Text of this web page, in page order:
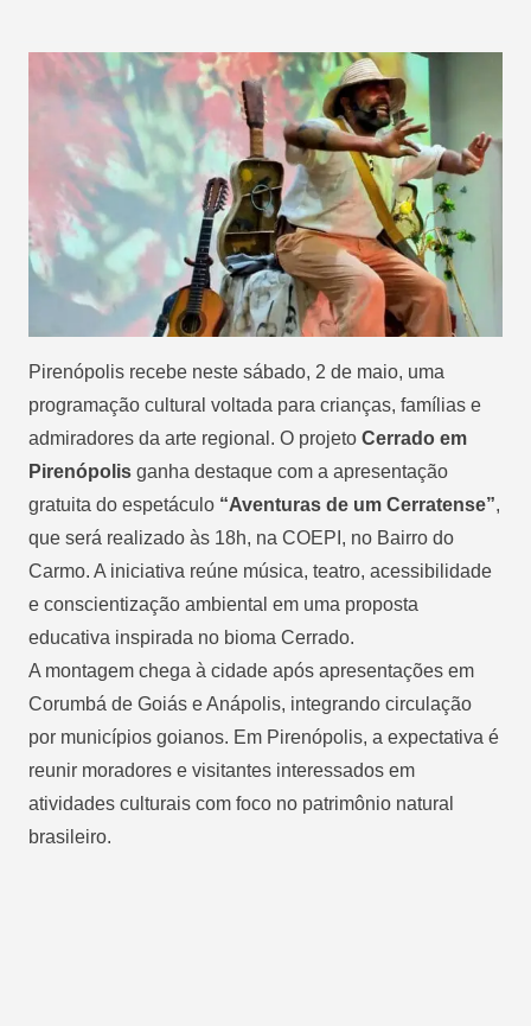
Pirenópolis recebe neste sábado, 2 de maio, uma
programação cultural voltada para crianças, famílias e
admiradores da arte regional. O projeto Cerrado em
Pirenópolis ganha destaque com a apresentação
gratuita do espetáculo “Aventuras de um Cerratense”,
que será realizado às 18h, na COEPI, no Bairro do
Carmo. A iniciativa reúne música, teatro, acessibilidade
e conscientização ambiental em uma proposta
educativa inspirada no bioma Cerrado.
A montagem chega à cidade após apresentações em
Corumbá de Goiás e Anápolis, integrando circulação
por municípios goianos. Em Pirenópolis, a expectativa é
reunir moradores e visitantes interessados em
atividades culturais com foco no patrimônio natural
brasileiro.